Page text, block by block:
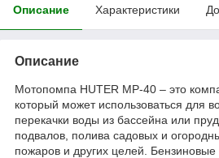
Описание Характеристики
Описание
Мотопомпа HUTER MP-40 – это
который может использоваться для
перекачки воды из бассейна или
подвалов, полива садовых и
пожаров и других целей.